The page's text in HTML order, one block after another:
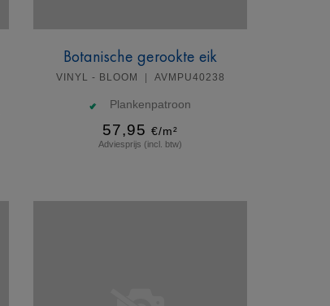
Botanische gerookte eik
VINYL - BLOOM AVMPU40238
Plankenpatroon
57,95 €/m²
Adviesprijs (incl. btw)